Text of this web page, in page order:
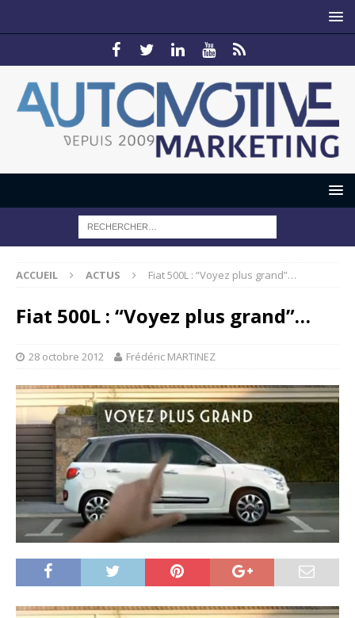
ACCUEIL ACTUS Fiat 500L : “Voyez plus grand”…
Fiat 500L : “Voyez plus grand”…
28 octobre 2012 Frédéric MARTINEZ